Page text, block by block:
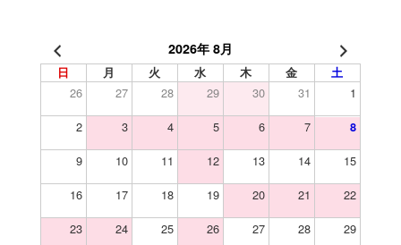
2026年 8月
日 月 火 水 木 金 土
26 27 28 29 30 31
1
2
3 4 5 6 7 8
9 10 11 12 13 14
15
16
17 18 19 20 21
22
23
24 25 26 27 28
29